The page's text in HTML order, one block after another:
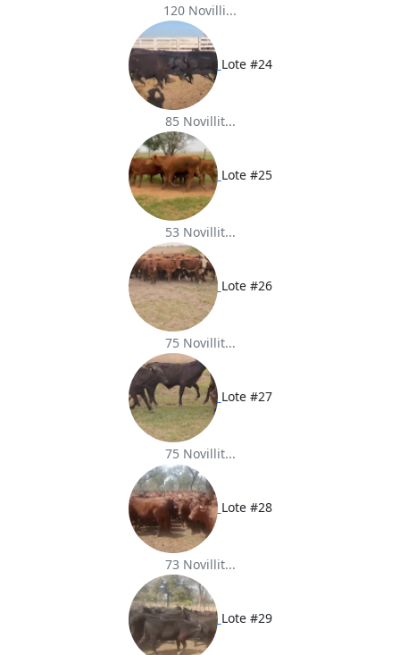
120 Novilli...
Lote #24
85 Novillit...
Lote #25
53 Novillit...
Lote #26
75 Novillit...
Lote #27
75 Novillit...
Lote #28
73 Novillit...
Lote #29